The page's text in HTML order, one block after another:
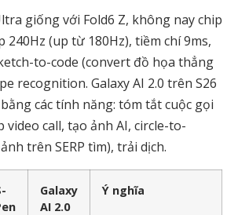
giống với Fold6 Z, không nay chip
240Hz (up từ 180Hz), tiềm chí 9ms,
to-code (convert đồ họa thẳng
recognition. Galaxy AI 2.0 trên S26
các tính năng: tóm tắt cuộc gọi
video call, tạo ảnh AI, circle-to-
trên SERP tìm), trải dịch.
Galaxy
AI 2.0
Ý nghĩa